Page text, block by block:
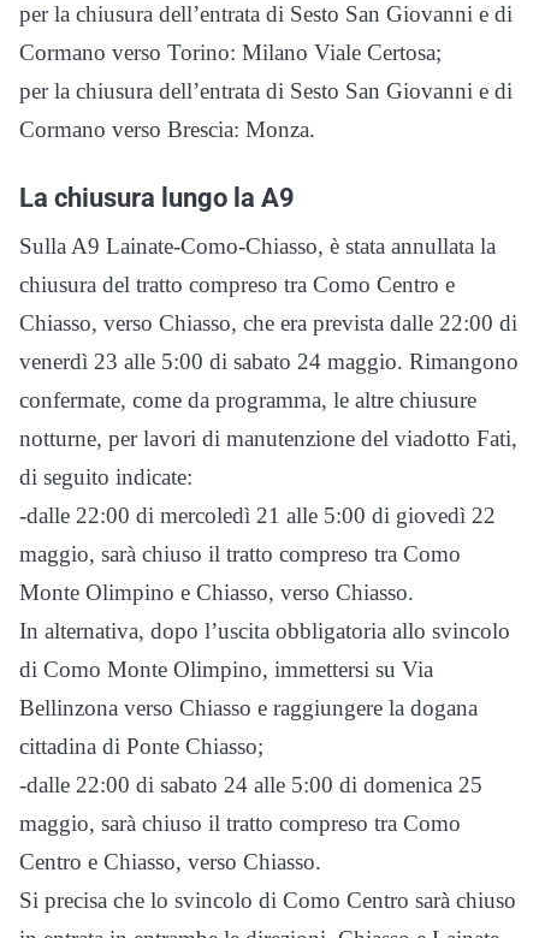
per la chiusura dell’entrata di Sesto San Giovanni e di
Cormano verso Torino: Milano Viale Certosa;
per la chiusura dell’entrata di Sesto San Giovanni e di
Cormano verso Brescia: Monza.
La chiusura lungo la A9
Sulla A9 Lainate-Como-Chiasso, è stata annullata la
chiusura del tratto compreso tra Como Centro e
Chiasso, verso Chiasso, che era prevista dalle 22:00 di
venerdì 23 alle 5:00 di sabato 24 maggio. Rimangono
confermate, come da programma, le altre chiusure
notturne, per lavori di manutenzione del viadotto Fati,
di seguito indicate:
-dalle 22:00 di mercoledì 21 alle 5:00 di giovedì 22
maggio, sarà chiuso il tratto compreso tra Como
Monte Olimpino e Chiasso, verso Chiasso.
In alternativa, dopo l’uscita obbligatoria allo svincolo
di Como Monte Olimpino, immettersi su Via
Bellinzona verso Chiasso e raggiungere la dogana
cittadina di Ponte Chiasso;
-dalle 22:00 di sabato 24 alle 5:00 di domenica 25
maggio, sarà chiuso il tratto compreso tra Como
Centro e Chiasso, verso Chiasso.
Si precisa che lo svincolo di Como Centro sarà chiuso